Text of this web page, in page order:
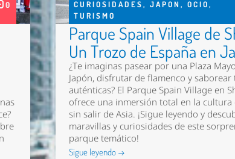
0 CURIOSIDADES, JAPON , OCIO,
TURISMO
Parque Spain Village de
Un Trozo de España en
¿Te imaginas pasear por una Plaza
Japón, disfrutar de flamenco y saborear
auténticas? El Parque Spain Village en
ofrece una inmersión total en la cultura
sin salir de Asia. ¡Sigue leyendo y
maravillas y curiosidades de este
parque temático!
Sigue leyendo →